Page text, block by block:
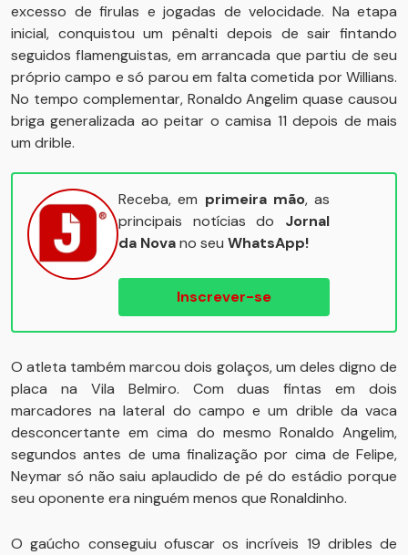
excesso de firulas e jogadas de velocidade. Na etapa
inicial, conquistou um pênalti depois de sair fintando
seguidos flamenguistas, em arrancada que partiu de seu
próprio campo e só parou em falta cometida por Willians.
No tempo complementar, Ronaldo Angelim quase causou
briga generalizada ao peitar o camisa 11 depois de mais
um drible.
Receba, em primeira mão, as
principais notícias do Jornal
da Novano seu WhatsApp!
Inscrever-se
O atleta também marcou dois golaços, um deles digno de
placa na Vila Belmiro. Com duas fintas em dois
marcadores na lateral do campo e um drible da vaca
desconcertante em cima do mesmo Ronaldo Angelim,
segundos antes de uma finalização por cima de Felipe,
Neymar só não saiu aplaudido de pé do estádio porque
seu oponente era ninguém menos que Ronaldinho.
O gaúcho conseguiu ofuscar os incríveis 19 dribles de